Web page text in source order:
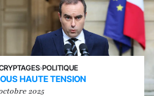
›POLITIQUE
HAUTE TENSION
2025